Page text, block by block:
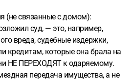
(не связанные с домом):
суд, — это, например,
вреда, судебные издержки,
кредитам, которые она брала на
НЕ ПЕРЕХОДЯТ к одаряемому.
передача имущества, а не